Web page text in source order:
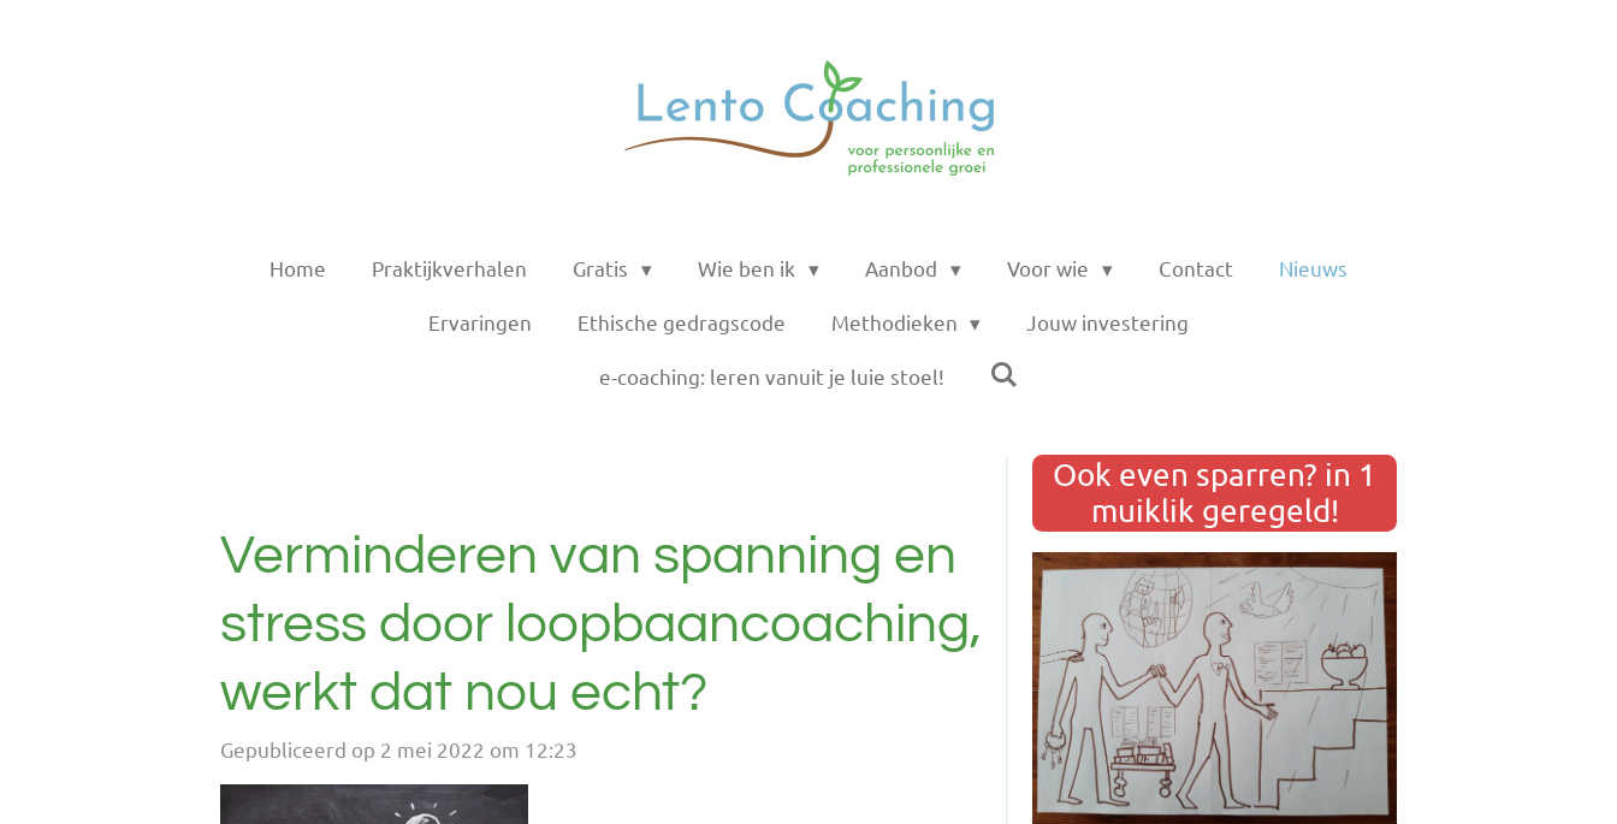
Home Praktijkverhalen Gratis Wie ben ik Aanbod Voor wie Contact Nieuws
Ervaringen Ethische gedragscode Methodieken Jouw investering
e-coaching: leren vanuit je luie stoel!
Verminderen van spanning en
stress door loopbaancoaching,
werkt dat nou echt?
Gepubliceerd op 2 mei 2022 om 12:23
Ook even sparren? in 1
muiklik geregeld!